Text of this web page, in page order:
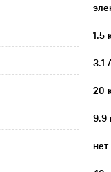
1.5
3.1
20
9.9
нет